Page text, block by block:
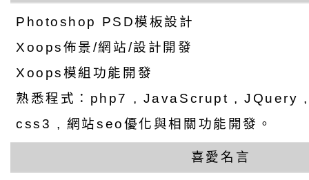
Photoshop PSD模板設計
Xoops佈景/網站/設計開發
Xoops模組功能開發
熟悉程式：php7 , JavaScrupt , JQuery
css3 , 網站seo優化與相關功能開發。
喜愛名言